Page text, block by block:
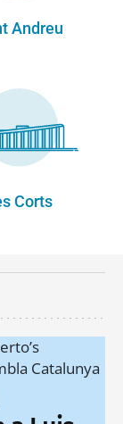
Andreu
Corts